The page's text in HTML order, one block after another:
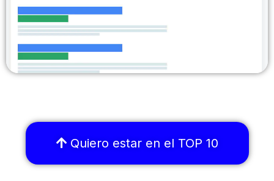
Quiero estar en el TOP 10